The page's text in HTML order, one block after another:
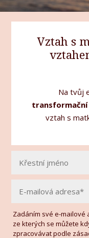
Vztah s
Na tvůj
transformační
vztah s
Zadáním své e-
ze kterých se můžete
zpracovávat podle